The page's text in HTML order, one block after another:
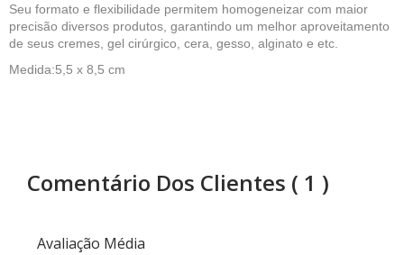
Seu formato e flexibilidade permitem homogeneizar com maior
precisão diversos produtos, garantindo um melhor aproveitamento
de seus cremes, gel cirúrgico, cera, gesso, alginato e etc.
Medida:5,5 x 8,5 cm
Comentário Dos Clientes ( 1 )
Avaliação Média